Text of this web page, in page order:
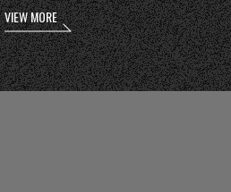
VIEW MORE